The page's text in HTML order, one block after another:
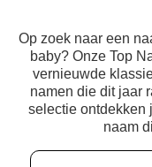
Op zoek naar een
baby? Onze Top
vernieuwde
namen die dit jaar
selectie ontdekken
naam